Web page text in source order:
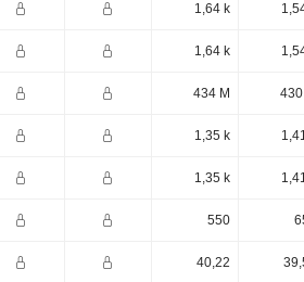
1,64 k
1,64 k
434 M
1,35 k
1,35 k
550
40,22